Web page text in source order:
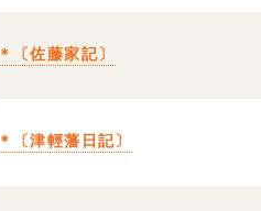
＊〔佐藤家記〕
＊〔津輕藩日記〕